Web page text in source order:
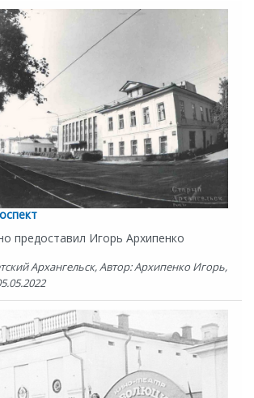
предоставил Игорь Архипенко
Архангельск, Автор: Архипенко Игорь,